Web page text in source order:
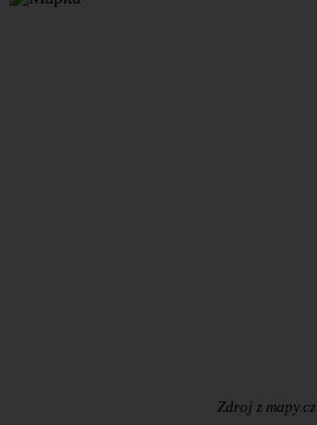
Zdroj z mapy.cz